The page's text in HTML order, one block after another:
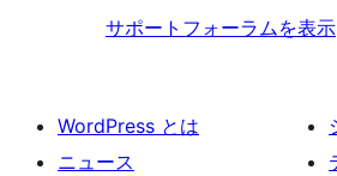
ー
サポートフォーラムを表示
WordPress とは
ニュース